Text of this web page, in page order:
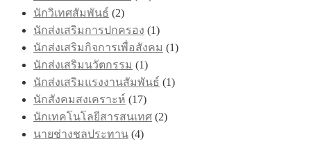
นักวิเทศสัมพันธ์ (2)
นักส่งเสริมการปกครอง (1)
นักส่งเสริมกิจการเพื่อสังคม (1)
นักส่งเสริมนวัตกรรม (1)
นักส่งเสริมแรงงานสัมพันธ์ (1)
นักสังคมสงเคราะห์ (17)
นักเทคโนโลยีสารสนเทศ (2)
นายช่างชลประทาน (4)